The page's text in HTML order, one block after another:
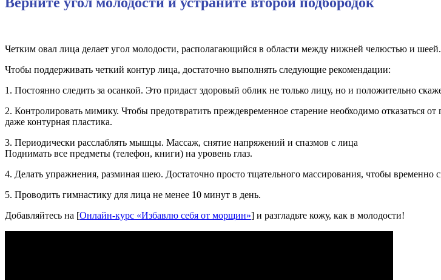
Четким овал лица делает угол молодости, располагающийся в области между нижней челюстью и шеей.
Чтобы поддерживать четкий контур лица, достаточно выполнять следующие рекомендации:
1. Постоянно следить за осанкой. Это придаст здоровый облик не только лицу, но и положительно
2. Контролировать мимику. Чтобы предотвратить преждевременное старение необходимо отказаться
даже контурная пластика.
3. Периодически расслаблять мышцы. Массаж, снятие напряжений и спазмов с лица
Поднимать все предметы (телефон, книги) на уровень глаз.
4. Делать упражнения, разминая шею. Достаточно просто тщательного массирования, чтобы временно
5. Проводить гимнастику для лица не менее 10 минут в день.
Добавляйтесь на [Онлайн-курс «Избавлю себя от морщин»] и разгладьте кожу, как в молодости!